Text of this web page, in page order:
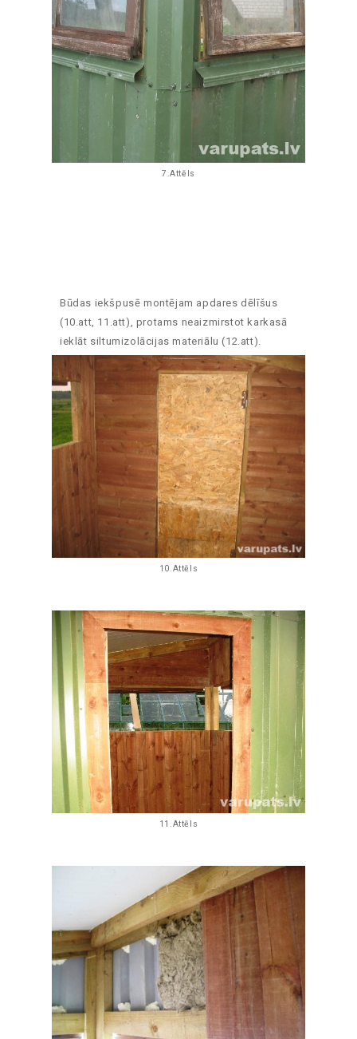
7.Attēls
Būdas iekšpusē montējam apdares dēlīšus
(10.att, 11.att), protams neaizmirstot karkasā
ieklāt siltumizolācijas materiālu (12.att).
10.Attēls
11.Attēls